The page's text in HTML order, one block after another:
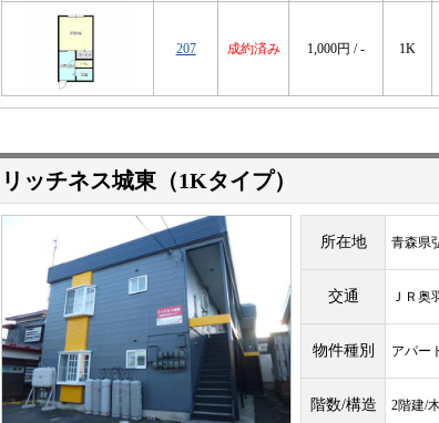
207 成約済み 1,000円 / - 1K
リッチネス城東（1Kタイプ）
所在地 青森県
交通 ＪＲ
物件種別 アパー
階数/構造 2階建/